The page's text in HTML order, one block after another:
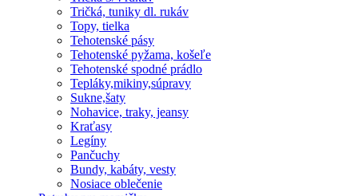
Tričká, tuniky dl. rukáv
Topy, tielka
Tehotenské pásy
Tehotenské pyžama, košeľe
Tehotenské spodné prádlo
Tepláky,mikiny,súpravy
Sukne,šaty
Nohavice, traky, jeansy
Kraťasy
Legíny
Pančuchy
Bundy, kabáty, vesty
Nosiace oblečenie